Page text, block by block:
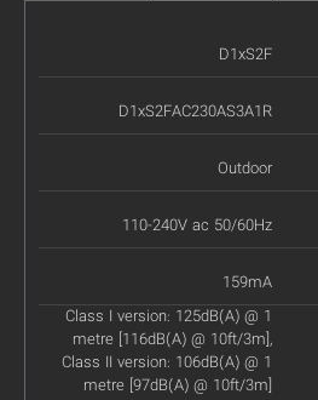
D1xS2F
D1xS2FAC230AS3A1R
Outdoor
110-240V ac 50/60Hz
159mA
Class I version: 125dB(A) @ 1
metre [116dB(A) @ 10ft/3m],
Class II version: 106dB(A) @ 1
metre [97dB(A) @ 10ft/3m]